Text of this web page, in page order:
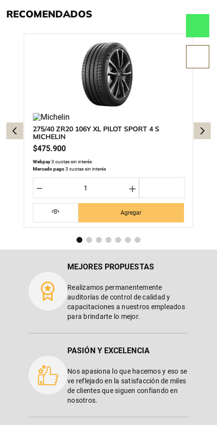
RECOMENDADOS
275/40 ZR20 106Y XL PILOT SPORT 4 S
MICHELIN
$475.900
Webpay3 cuotas sin interés
Mercado pago3 cuotas sin interés
＋
－
Agregar
MEJORES PROPUESTAS
Realizamos permanentemente
auditorías de control de calidad y
capacitaciones a nuestros empleados
para brindarte lo mejor.
PASIÓN Y EXCELENCIA
Nos apasiona lo que hacemos y eso se
ve reflejado en la satisfacción de miles
de clientes que siguen confiando en
nosotros.